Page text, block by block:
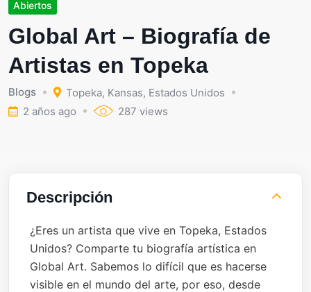
Abiertos
Global Art – Biografía de
Artistas en Topeka
Blogs Topeka, Kansas, Estados Unidos
2 años ago
287 views
Descripción
¿Eres un artista que vive en Topeka, Estados
Unidos? Comparte tu biografía artística en
Global Art. Sabemos lo difícil que es hacerse
visible en el mundo del arte, por eso, desde